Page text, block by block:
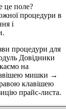
це поле?
процедури в
і
процедури для
Довідники
на
мишки →
клавішею
прайс-листа.